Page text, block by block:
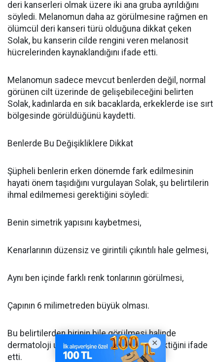
deri kanserleri olmak üzere iki ana gruba ayrıldığını
söyledi. Melanomun daha az görülmesine rağmen en
ölümcül deri kanseri türü olduğuna dikkat çeken
Solak, bu kanserin cilde rengini veren melanosit
hücrelerinden kaynaklandığını ifade etti.
Melanomun sadece mevcut benlerden değil, normal
görünen cilt üzerinde de gelişebileceğini belirten
Solak, kadınlarda en sık bacaklarda, erkeklerde ise sırt
bölgesinde görüldüğünü kaydetti.
Benlerde Bu Değişikliklere Dikkat
Şüpheli benlerin erken dönemde fark edilmesinin
hayati önem taşıdığını vurgulayan Solak, şu belirtilerin
ihmal edilmemesi gerektiğini söyledi:
Benin simetrik yapısını kaybetmesi,
Kenarlarının düzensiz ve girintili çıkıntılı hale gelmesi,
Aynı ben içinde farklı renk tonlarının görülmesi,
Çapının 6 milimetreden büyük olması.
Bu belirtilerden birinin bile görülmesi halinde
dermatoloji uzmanına başvurulması gerektiğini ifade
etti.